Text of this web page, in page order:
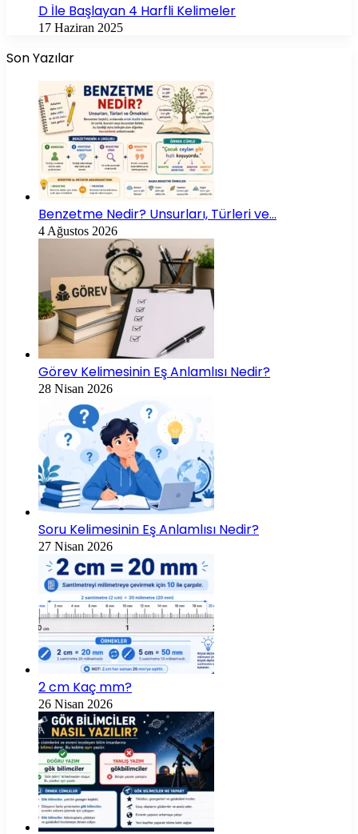
D İle Başlayan 4 Harfli Kelimeler
17 Haziran 2025
Son Yazılar
Benzetme Nedir? Unsurları, Türleri ve…
4 Ağustos 2026
Görev Kelimesinin Eş Anlamlısı Nedir?
28 Nisan 2026
Soru Kelimesinin Eş Anlamlısı Nedir?
27 Nisan 2026
2 cm Kaç mm?
26 Nisan 2026